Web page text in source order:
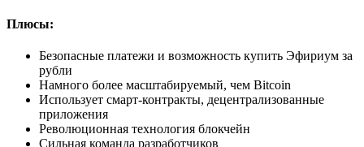
Плюсы:
Безопасные платежи и возможность купить Эфириум за
рубли
Намного более масштабируемый, чем Bitcoin
Использует смарт-контракты, децентрализованные
приложения
Революционная технология блокчейн
Сильная команда разработчиков